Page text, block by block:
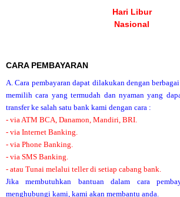
Hari Libur
Nasional
CARA PEMBAYARAN
A. Cara pembayaran dapat dilakukan dengan
memilih cara yang termudah dan nyaman yang
transfer ke salah satu bank kami dengan cara :
- via ATM BCA, Danamon, Mandiri, BRI.
- via Internet Banking.
- via Phone Banking.
- via SMS Banking.
- atau Tunai melalui teller di setiap cabang bank.
Jika membutuhkan bantuan dalam cara
menghubungi kami, kami akan membantu anda.